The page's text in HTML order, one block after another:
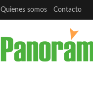
Quienes somos Contacto